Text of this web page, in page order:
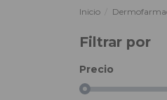
Inicio
Filtrar por
Precio